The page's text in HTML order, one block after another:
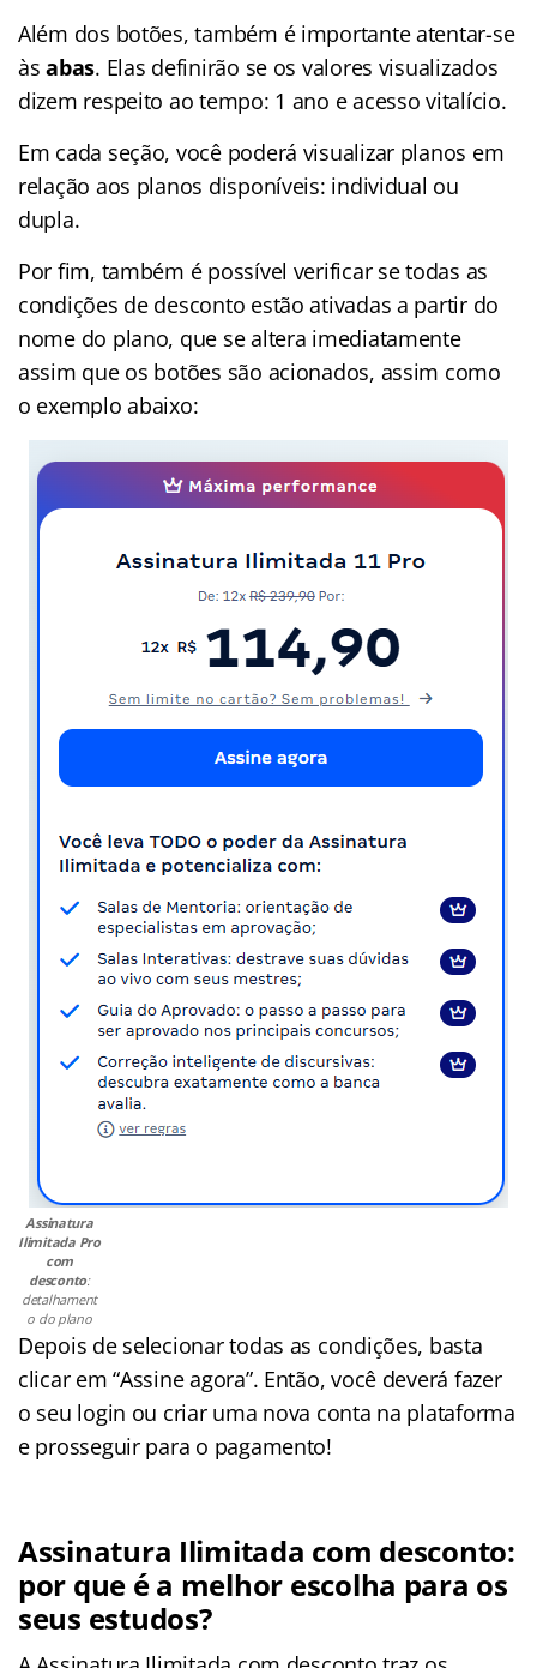
Além dos botões, também é importante atentar-se
àsabas. Elas definirão se os valores visualizados
dizem respeito ao tempo: 1 ano e acesso vitalício.
Em cada seção, você poderá visualizar planos em
relação aos planos disponíveis: individual ou
dupla.
Por fim, também é possível verificar se todas as
condições de desconto estão ativadas a partir do
nome do plano, que se altera imediatamente
assim que os botões são acionados, assim como
o exemplo abaixo:
Assinatura
Ilimitada Pro
com
desconto:
detalhament
o do plano
Depois de selecionar todas as condições, basta
clicar em “Assine agora”. Então, você deverá fazer
o seu login ou criar uma nova conta na plataforma
e prosseguir para o pagamento!
Assinatura Ilimitada com desconto:
por que é a melhor escolha para os
seus estudos?